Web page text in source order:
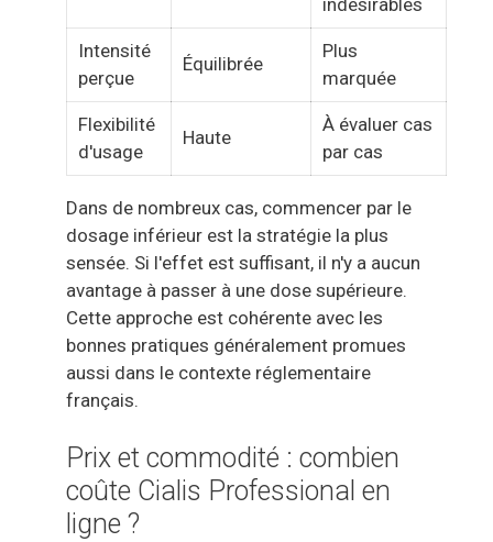
Intensité
perçue
Équilibrée
Plus
marquée
Flexibilité
d'usage
Haute
À évaluer cas
par cas
Dans de nombreux cas, commencer par le
dosage inférieur est la stratégie la plus
sensée. Si l'effet est suffisant, il n'y a aucun
avantage à passer à une dose supérieure.
Cette approche est cohérente avec les
bonnes pratiques généralement promues
aussi dans le contexte réglementaire
français.
Prix et commodité : combien
coûte Cialis Professional en
ligne ?